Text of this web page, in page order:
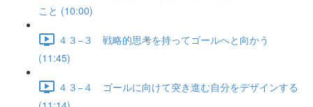
こと (10:00)
４３−３ 戦略的思考を持ってゴールへと向かう
(11:45)
４３−４ ゴールに向けて突き進む自分をデザインする